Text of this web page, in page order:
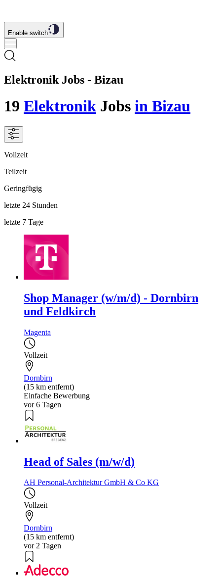
Enable switch
Elektronik Jobs - Bizau
19 Elektronik Jobs in Bizau
Vollzeit
Teilzeit
Geringfügig
letzte 24 Stunden
letzte 7 Tage
Shop Manager (w/m/d) - Dornbirn
und Feldkirch
Magenta
Vollzeit
Dornbirn
(15 km entfernt)
Einfache Bewerbung
vor 6 Tagen
Head of Sales (m/w/d)
AH Personal-Architektur GmbH & Co KG
Vollzeit
Dornbirn
(15 km entfernt)
vor 2 Tagen